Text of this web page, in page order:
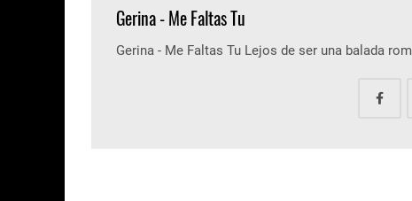
Gerina - Me Faltas Tu
Gerina - Me Faltas Tu Lejos de ser una balada